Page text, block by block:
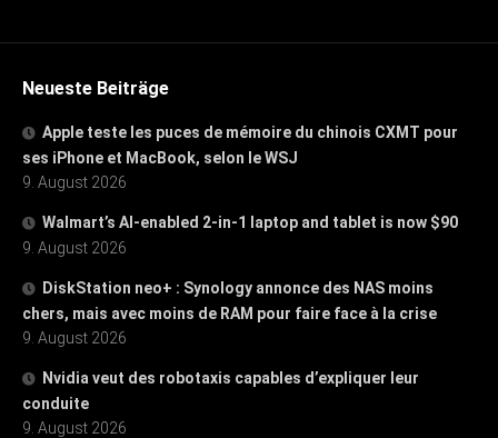
Neueste Beiträge
Apple teste les puces de mémoire du chinois CXMT pour
ses iPhone et MacBook, selon le WSJ
9. August 2026
Walmart’s AI-enabled 2-in-1 laptop and tablet is now $90
9. August 2026
DiskStation neo+ : Synology annonce des NAS moins
chers, mais avec moins de RAM pour faire face à la crise
9. August 2026
Nvidia veut des robotaxis capables d’expliquer leur
conduite
9. August 2026